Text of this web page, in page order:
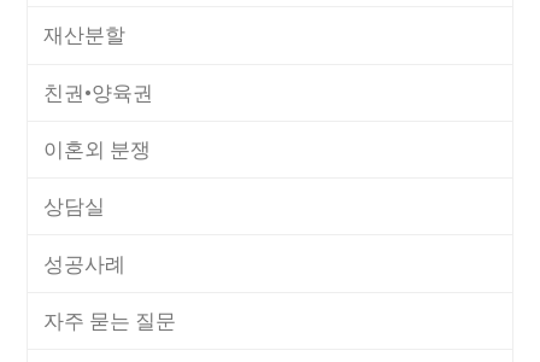
재산분할
친권•양육권
이혼외 분쟁
상담실
성공사례
자주 묻는 질문